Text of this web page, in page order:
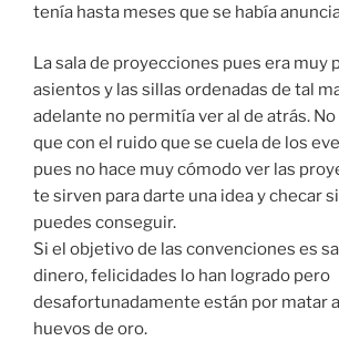
tenía hasta meses que se había
La sala de proyecciones pues era muy
asientos y las sillas ordenadas de tal
adelante no permitía ver al de atrás.
que con el ruido que se cuela de los
pues no hace muy cómodo ver las
te sirven para darte una idea y checar
puedes conseguir.
Si el objetivo de las convenciones es
dinero, felicidades lo han logrado pero
desafortunadamente están por matar
huevos de oro.